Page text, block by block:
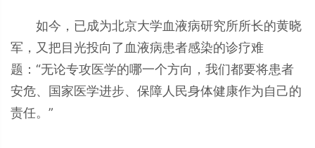
如今，已成为北京大学血液病研究所所长的黄晓
军，又把目光投向了血液病患者感染的诊疗难
题：“无论专攻医学的哪一个方向，我们都要将患者
安危、国家医学进步、保障人民身体健康作为自己的
责任。”